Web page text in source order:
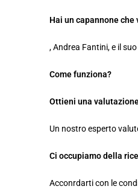
Hai un capannone che
, Andrea Fantini, e il
Come funziona?
Ottieni una
Un nostro esperto
Ci occupiamo della
Acconrdarti con le